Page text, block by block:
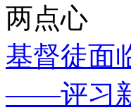
两点心
基督徒面
——评习